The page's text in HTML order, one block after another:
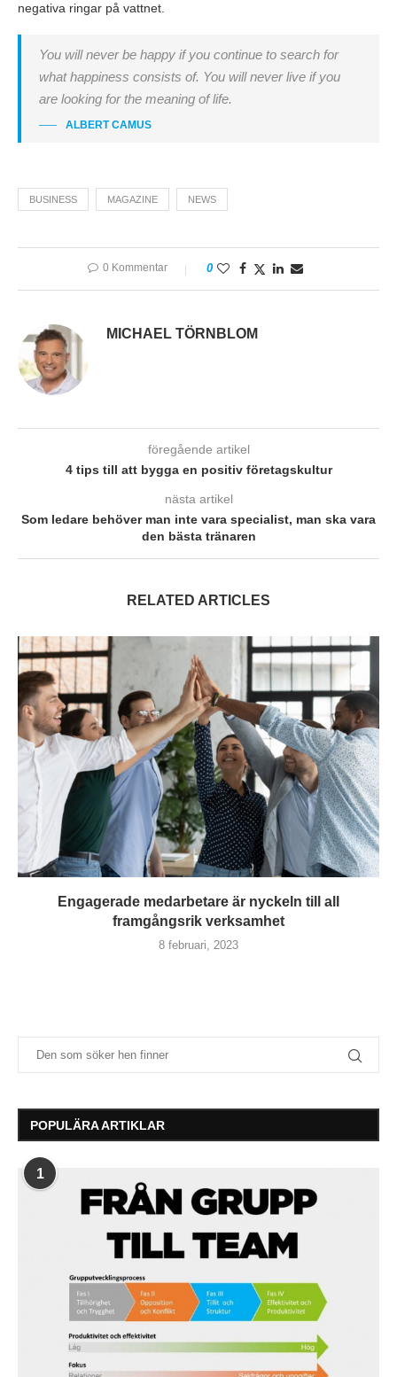
negativa ringar på vattnet.
You will never be happy if you continue to search for
what happiness consists of. You will never live if you
are looking for the meaning of life.
ALBERT CAMUS
BUSINESS MAGAZINE NEWS
0 Kommentar 0
MICHAEL TÖRNBLOM
föregående artikel
4 tips till att bygga en positiv företagskultur
nästa artikel
Som ledare behöver man inte vara specialist, man ska vara
den bästa tränaren
RELATED ARTICLES
Engagerade medarbetare är nyckeln till all
framgångsrik verksamhet
8 februari, 2023
POPULÄRA ARTIKLAR
1